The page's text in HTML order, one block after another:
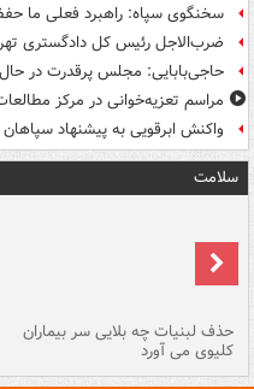
سخنگوی سپاه: راهبرد فعلی ما
ضرب‌الاجل رئیس کل دادگستری
حاجی‌بابایی: مجلس پرقدرت در
مراسم تعزیه‌خوانی در مرکز
واکنش ابرقویی به پیشنهاد سپاهان
سلامت
حذف لبنیات چه بلایی سر بیماران
کلیوی می آورد